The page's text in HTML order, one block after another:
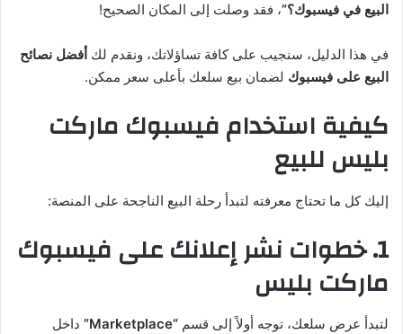
البيع في فيسبوك؟”، فقد وصلت إلى المكان الصحيح!
في هذا الدليل، سنجيب على كافة تساؤلاتك، ونقدم لك أفضل نصائح
البيع على فيسبوك لضمان بيع سلعك بأعلى سعر ممكن.
كيفية استخدام فيسبوك ماركت
بليس للبيع
إليك كل ما تحتاج معرفته لتبدأ رحلة البيع الناجحة على المنصة:
1. خطوات نشر إعلانك على فيسبوك
ماركت بليس
لتبدأ عرض سلعك، توجه أولاً إلى قسم “Marketplace”
داخل